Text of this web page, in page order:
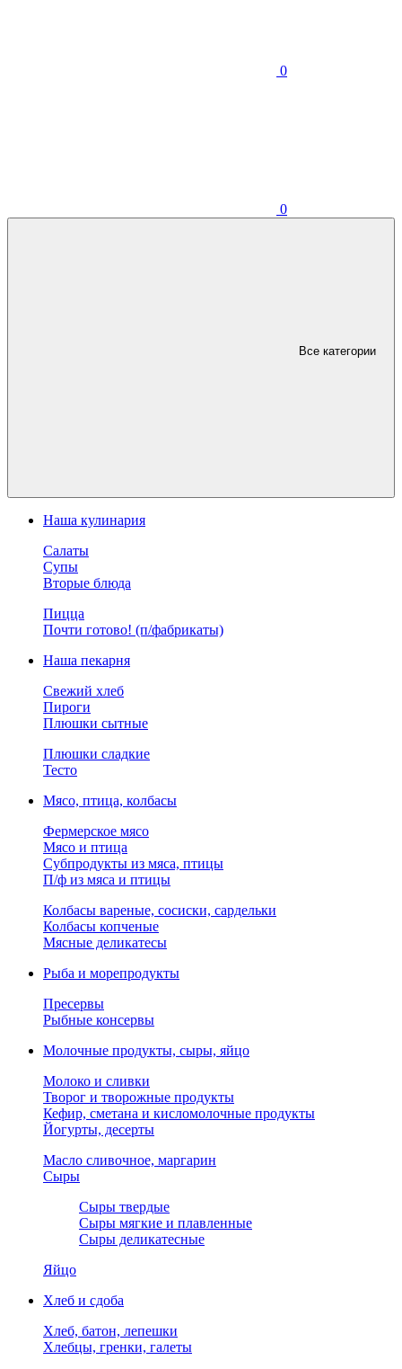
0
0
Все категории
Наша кулинария
Салаты
Супы
Вторые блюда
Пицца
Почти готово! (п/фабрикаты)
Наша пекарня
Свежий хлеб
Пироги
Плюшки сытные
Плюшки сладкие
Тесто
Мясо, птица, колбасы
Фермерское мясо
Мясо и птица
Субпродукты из мяса, птицы
П/ф из мяса и птицы
Колбасы вареные, сосиски, сардельки
Колбасы копченые
Мясные деликатесы
Рыба и морепродукты
Пресервы
Рыбные консервы
Молочные продукты, сыры, яйцо
Молоко и сливки
Творог и творожные продукты
Кефир, сметана и кисломолочные продукты
Йогурты, десерты
Масло сливочное, маргарин
Сыры
Сыры твердые
Сыры мягкие и плавленные
Сыры деликатесные
Яйцо
Хлеб и сдоба
Хлеб, батон, лепешки
Хлебцы, гренки, галеты